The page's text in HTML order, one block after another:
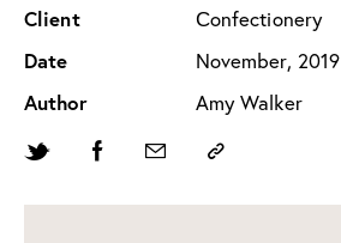
Client Сonfectionery
Date November, 2019
Author Amy Walker